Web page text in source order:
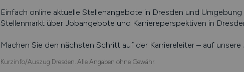
Einfach online aktuelle Stellenangebote in Dresden und Umgebung
Stellenmarkt über Jobangebote und Karriereperspektiven in
Machen Sie den nächsten Schritt auf der Karriereleiter – auf
Kurzinfo/Auszug Dresden. Alle Angaben ohne Gewähr.